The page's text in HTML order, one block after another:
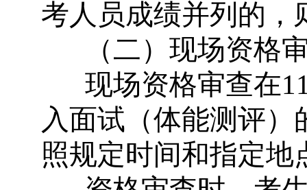
考人员成绩并列的，
（二）现场资格
现场资格审查在
入面试（体能测评
照规定时间和指定